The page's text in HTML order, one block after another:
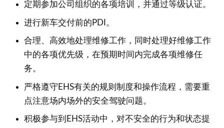
定期参加公司组织的各项培训，并通过等级认证。
进行新车交付前的PDI。
合理、高效地处理维修工作，同时处理好维修工作
中的各项优先级，在预期时间内完成各项维修任
务。
严格遵守EHS有关的规则制度和操作流程，需要重
点注意场内场外的安全驾驶问题。
积极参与到EHS活动中，对不安全的行为和状态提